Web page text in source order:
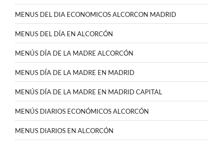
MENUS DEL DIA ECONOMICOS ALCORCON MADRID
MENUS DEL DÍA EN ALCORCÓN
MENÚS DÍA DE LA MADRE ALCORCÓN
MENUS DÍA DE LA MADRE EN MADRID
MENÚS DÍA DE LA MADRE EN MADRID CAPITAL
MENÚS DIARIOS ECONÓMICOS ALCORCÓN
MENUS DIARIOS EN ALCORCÓN